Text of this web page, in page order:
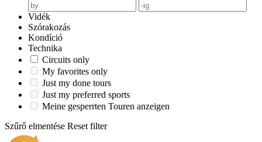
Vidék
Szórakozás
Kondíció
Technika
Circuits only
My favorites only
Just my done tours
Just my preferred sports
Meine gesperrten Touren anzeigen
Szűrő elmentése Reset filter